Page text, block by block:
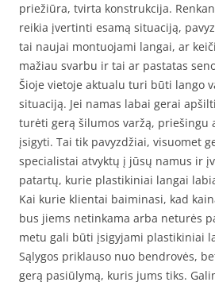
priežiūra, tvirta konstrukcija.
reikia įvertinti esamą situaciją,
tai naujai montuojami langai, ar
mažiau svarbu ir tai ar pastatas
Šioje vietoje aktualu turi būti lango
situaciją. Jei namas labai gerai
turėti gerą šilumos varžą, priešingu
įsigyti. Tai tik pavyzdžiai, visuomet
specialistai atvyktų į jūsų namus ir
patartų, kurie plastikiniai langai
Kai kurie klientai baiminasi, kad
bus jiems netinkama arba neturės
metu gali būti įsigyjami plastikiniai
Sąlygos priklauso nuo bendrovės,
gerą pasiūlymą, kuris jums tiks.